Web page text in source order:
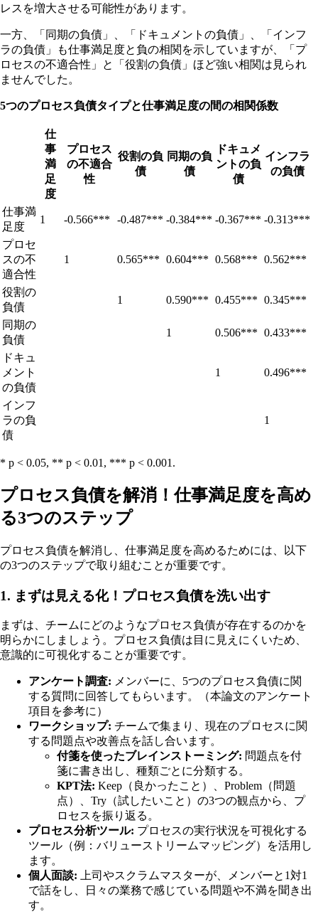
レスを増大させる可能性があります。
一方、「同期の負債」、「ドキュメントの負債」、「インフ
ラの負債」も仕事満足度と負の相関を示していますが、「プ
ロセスの不適合性」と「役割の負債」ほど強い相関は見られ
ませんでした。
5つのプロセス負債タイプと仕事満足度の間の相関係数
仕
事
満
足
度
プロセス
の不適合
性
役割の負
債
同期の負
債
ドキュメ
ントの負
債
インフラ
の負債
仕事満
足度
1 -0.566*** -0.487*** -0.384*** -0.367*** -0.313***
プロセ
スの不
適合性
1 0.565*** 0.604*** 0.568*** 0.562***
役割の
負債
1 0.590*** 0.455*** 0.345***
同期の
負債
1 0.506*** 0.433***
ドキュ
メント
の負債
1 0.496***
インフ
ラの負
債
1
* p < 0.05, ** p < 0.01, *** p < 0.001.
プロセス負債を解消！仕事満足度を高め
る3つのステップ
プロセス負債を解消し、仕事満足度を高めるためには、以下
の3つのステップで取り組むことが重要です。
1. まずは見える化！プロセス負債を洗い出す
まずは、チームにどのようなプロセス負債が存在するのかを
明らかにしましょう。プロセス負債は目に見えにくいため、
意識的に可視化することが重要です。
アンケート調査: メンバーに、5つのプロセス負債に関
する質問に回答してもらいます。（本論文のアンケート
項目を参考に）
ワークショップ: チームで集まり、現在のプロセスに関
する問題点や改善点を話し合います。
付箋を使ったブレインストーミング: 問題点を付
箋に書き出し、種類ごとに分類する。
KPT法: Keep（良かったこと）、Problem（問題
点）、Try（試したいこと）の3つの観点から、プ
ロセスを振り返る。
プロセス分析ツール: プロセスの実行状況を可視化する
ツール（例：バリューストリームマッピング）を活用し
ます。
個人面談: 上司やスクラムマスターが、メンバーと1対1
で話をし、日々の業務で感じている問題や不満を聞き出
す。